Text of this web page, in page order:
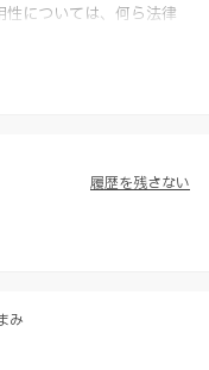
については、何ら法律
に限ります。
は、WEBサイト利用規
ご確認いただき、内容の
履歴を残さない
み